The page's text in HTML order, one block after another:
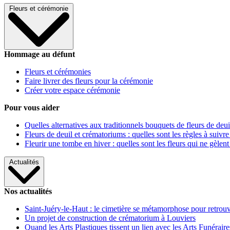
Fleurs et cérémonie
Hommage au défunt
Fleurs et cérémonies
Faire livrer des fleurs pour la cérémonie
Créer votre espace cérémonie
Pour vous aider
Quelles alternatives aux traditionnels bouquets de fleurs de
Fleurs de deuil et crématoriums : quelles sont les règles à
Fleurir une tombe en hiver : quelles sont les fleurs qui ne gèlent
Actualités
Nos actualités
Saint-Juéry-le-Haut : le cimetière se métamorphose pour
Un projet de construction de crématorium à Louviers
Quand les Arts Plastiques tissent un lien avec les Arts